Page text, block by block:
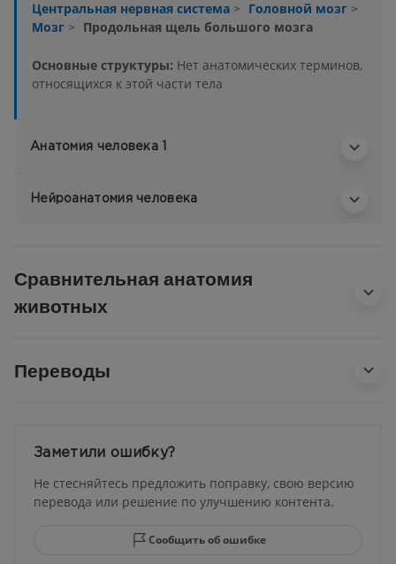
Центральная нервная система > Головной мозг >
Мозг > Продольная щель большого мозга
Основные структуры: Нет анатомических терминов,
относящихся к этой части тела
Анатомия человека 1
Нейроанатомия человека
Сравнительная анатомия
животных
Переводы
Заметили ошибку?
Не стесняйтесь предложить поправку, свою версию
перевода или решение по улучшению контента.
Сообщить об ошибке